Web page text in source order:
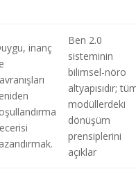
inanç
Ben 2.0
sisteminin
bilimsel-nöro
altyapısıdır;
modüllerdeki
dönüşüm
prensiplerini
açıklar